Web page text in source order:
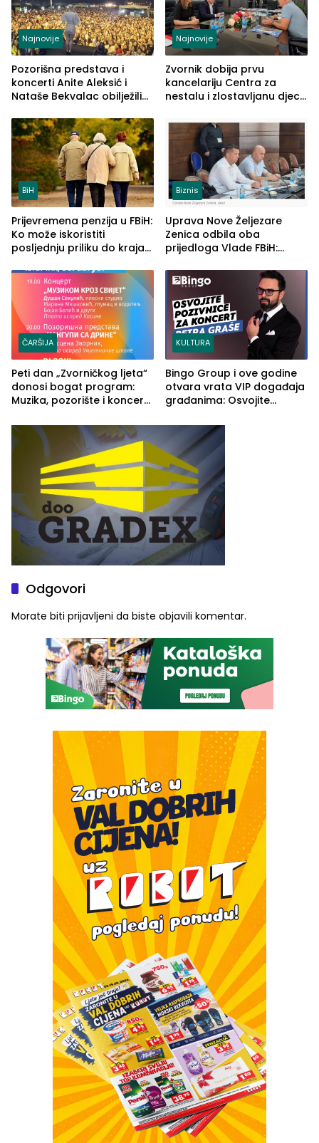
Najnovije
Pozorišna predstava i
koncerti Anite Aleksić i
Nataše Bekvalac obilježili
ljeta (FOTO)
Najnovije
Zvornik dobija prvu
kancelariju Centra za
nestalu i zlostavljanu djecu
BiH
Prijevremena penzija u FBiH:
Ko može iskoristiti
posljednju priliku do kraja
Biznis
Uprava Nove Željezare
Zenica odbila oba
prijedloga Vlade FBiH:
rješenje
ČARŠIJA
Peti dan „Zvorničkog ljeta“
donosi bogat program:
Muzika, pozorište i koncert
KULTURA
Bingo Group i ove godine
otvara vrata VIP događaja
građanima: Osvojite
Graše
Odgovori
Morate biti prijavljeni da biste objavili komentar.